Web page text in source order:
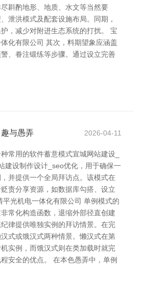
斟酌地形、地质、水文等当然要
泄洪模式及配套设施布局。同期，
，减少对附进生态系统的打扰。 宝
化有限公司 其次，料期望象应涵盖
、眷注锻练等步骤。通过设立完善
与愚弄 2026-04-11
常用的软件蓄意模式宣城网站建设_
建设制作设计_seo优化，用于确保一
并提供一个全局拜访点。该模式在
责分享资源，如数据库勾搭、设立
平光机电一体化有限公司 单例模式的
常化构造函数，退缩外部径直创建
律提供唯独实例的拜访情景。在完
式或饿汉式两种情景。懒汉式在第
实例，而饿汉式则在类加载时就完
安全的优点。 在本色愚弄中，单例